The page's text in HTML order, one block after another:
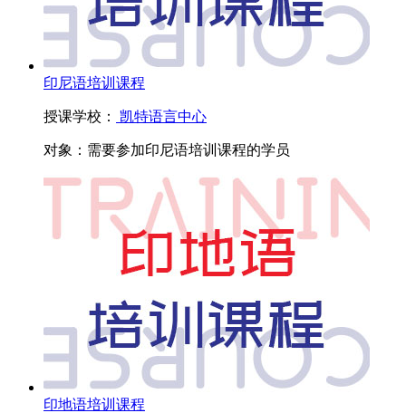
印尼语培训课程
授课学校： 凯特语言中心
对象： 需要参加印尼语培训课程的学员
印地语培训课程